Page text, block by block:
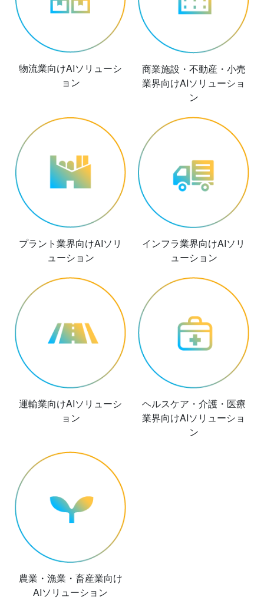
物流業向けAIソリューシ
ョン
商業施設・不動産・小売
業界向けAIソリューショ
ン
プラント業界向けAIソリ
ューション
インフラ業界向けAIソリ
ューション
運輸業向けAIソリューシ
ョン
ヘルスケア・介護・医療
業界向けAIソリューショ
ン
農業・漁業・畜産業向け
AIソリューション